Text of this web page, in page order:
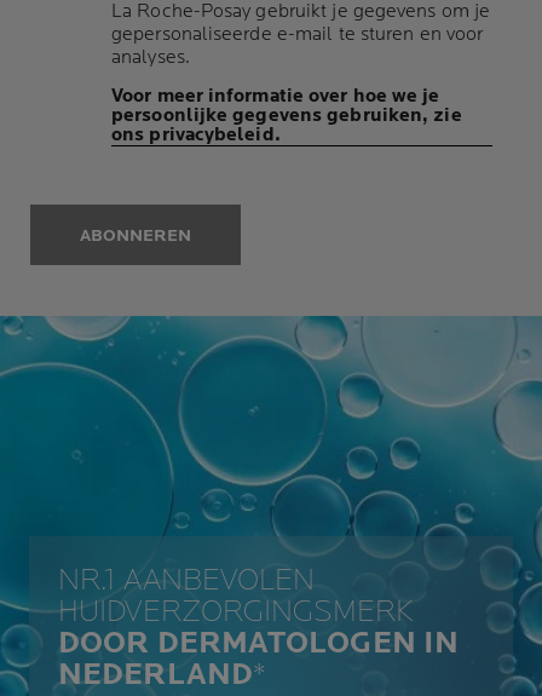
La Roche-Posay gebruikt je gegevens om je
gepersonaliseerde e-mail te sturen en voor
analyses.
Voor meer informatie over hoe we je
persoonlijke gegevens gebruiken, zie
ons privacybeleid.
ABONNEREN
NR.1 AANBEVOLEN
HUIDVERZORGINGSMERK
DOOR DERMATOLOGEN IN
NEDERLAND*